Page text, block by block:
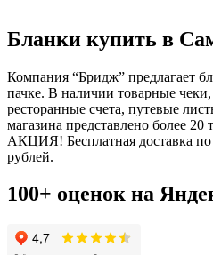
Бланки купить в
Компания “Бридж” предлагает
пачке. В наличии товарные
ресторанные счета, путевые
магазина представлено более 20
АКЦИЯ! Бесплатная доставка
рублей.
100+ оценок на